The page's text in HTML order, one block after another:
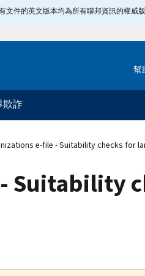
件的英文版本均為所有聯邦資訊的權威版
幫
欺詐
e-file - Suitability checks for
Suitability